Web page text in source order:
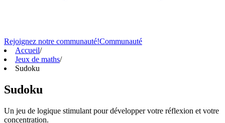
Rejoignez notre communauté!Communauté
Accueil/
Jeux de maths/
Sudoku
Sudoku
Un jeu de logique stimulant pour développer votre réflexion et votre
concentration.